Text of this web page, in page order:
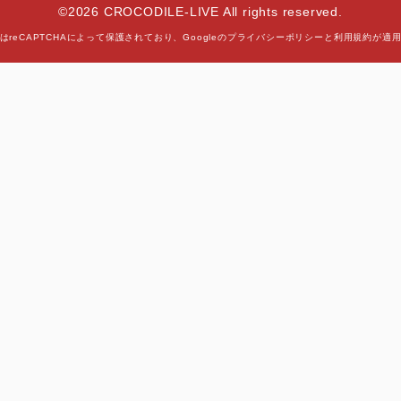
©2026 CROCODILE-LIVE All rights reserved.
reCAPTCHAによって保護されており、Googleのプライバシーポリシー と 利用規約が適